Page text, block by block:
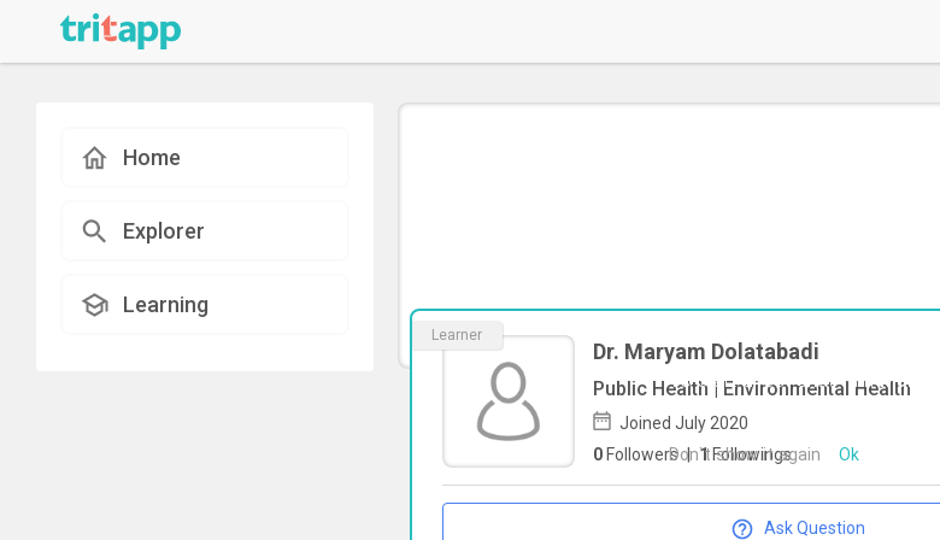
Home
Explorer
Learning
Learner
Dr. Maryam Dolatabadi
Public Health | Environmental Health
Joined July 2020
0 Followers | 1 Followings
Ask Question
To start direct chat withMaryam
Dolatabadi
Don`t show it again Ok